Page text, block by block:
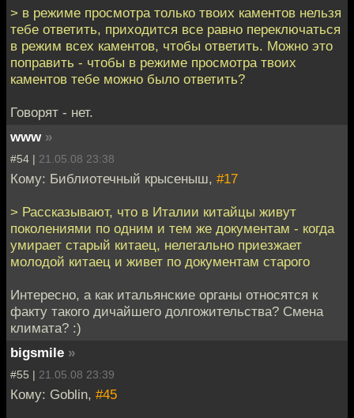
> в режиме просмотра только твоих каментов нельзя
тебе ответить, приходится все равно переключаться
в режим всех каментов, чтобы ответить. Можно это
поправить - чтобы в режиме просмотра твоих
каментов тебе можно было ответить?
Говорят - нет.
www »
#54 | 21.05.08 23:38
Кому: Библиотечный крысеныш, #17
> Рассказывают, что в Италии китайцы живут
поколениями по одним и тем же документам - когда
умирает старый китаец, нелегально приезжает
молодой китаец и живет по документам старого
Интересно, а как итальянские органы относятся к
факту такого дичайшего долгожительства? Смена
климата? :)
bigsmile »
#55 | 21.05.08 23:39
Кому: Goblin, #45